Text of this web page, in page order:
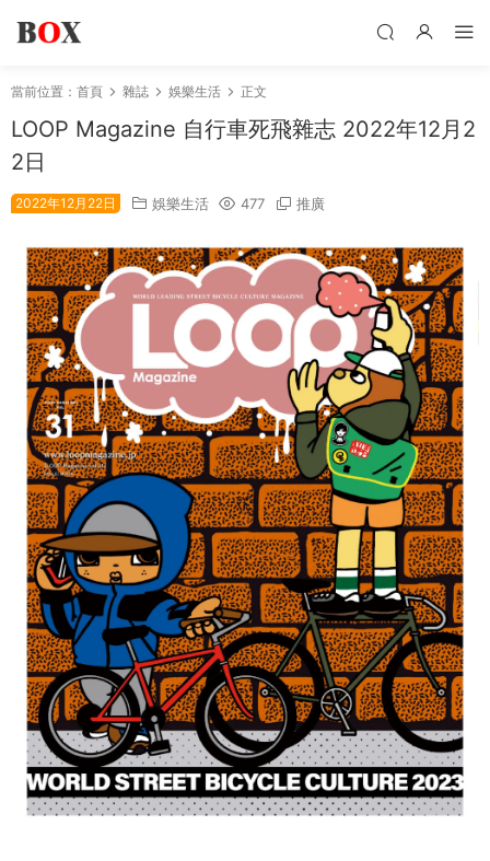
當前位置： 首頁 雜誌 娛樂生活 正文
LOOP Magazine 自行車死飛雜志 2022年12月2
2日
2022年12月22日 娛樂生活 477 推廣